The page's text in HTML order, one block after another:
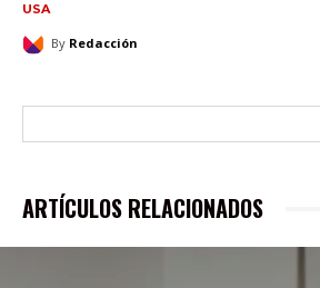
USA
By Redacción
ARTÍCULOS RELACIONADOS